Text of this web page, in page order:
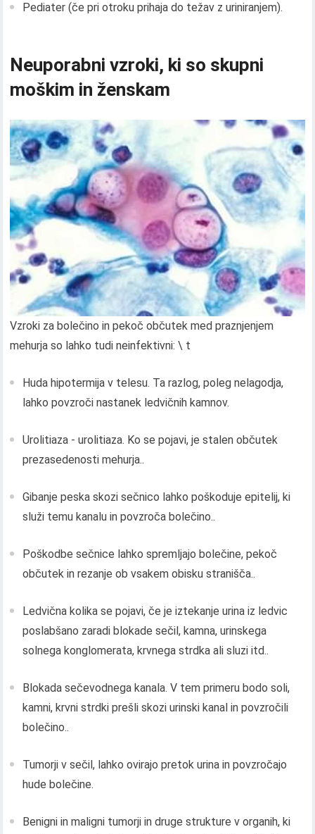
Pediater (če pri otroku prihaja do težav z uriniranjem).
Neuporabni vzroki, ki so skupni
moškim in ženskam
Vzroki za bolečino in pekoč občutek med praznjenjem
mehurja so lahko tudi neinfektivni: \ t
Huda hipotermija v telesu. Ta razlog, poleg nelagodja,
lahko povzroči nastanek ledvičnih kamnov.
Urolitiaza - urolitiaza. Ko se pojavi, je stalen občutek
prezasedenosti mehurja..
Gibanje peska skozi sečnico lahko poškoduje epitelij, ki
služi temu kanalu in povzroča bolečino..
Poškodbe sečnice lahko spremljajo bolečine, pekoč
občutek in rezanje ob vsakem obisku stranišča..
Ledvična kolika se pojavi, če je iztekanje urina iz ledvic
poslabšano zaradi blokade sečil, kamna, urinskega
solnega konglomerata, krvnega strdka ali sluzi itd..
Blokada sečevodnega kanala. V tem primeru bodo soli,
kamni, krvni strdki prešli skozi urinski kanal in povzročili
bolečino..
Tumorji v sečil, lahko ovirajo pretok urina in povzročajo
hude bolečine.
Benigni in maligni tumorji in druge strukture v organih, ki